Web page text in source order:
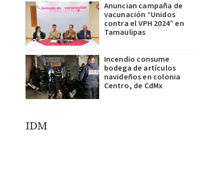
Anuncian campaña de
vacunación “Unidos
contra el VPH 2024” en
Tamaulipas
Incendio consume
bodega de artículos
navideños en colonia
Centro, de CdMx
IDM